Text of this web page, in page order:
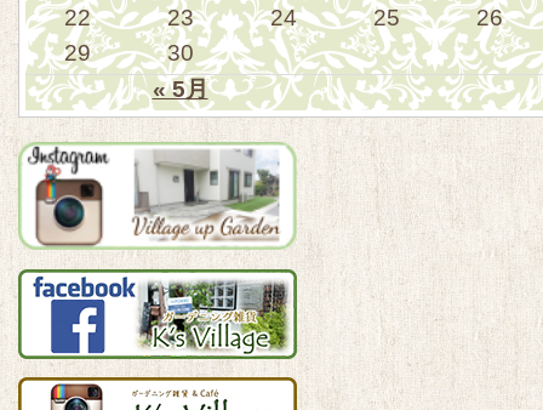
« 5月
22
23 24 25
26
29
30